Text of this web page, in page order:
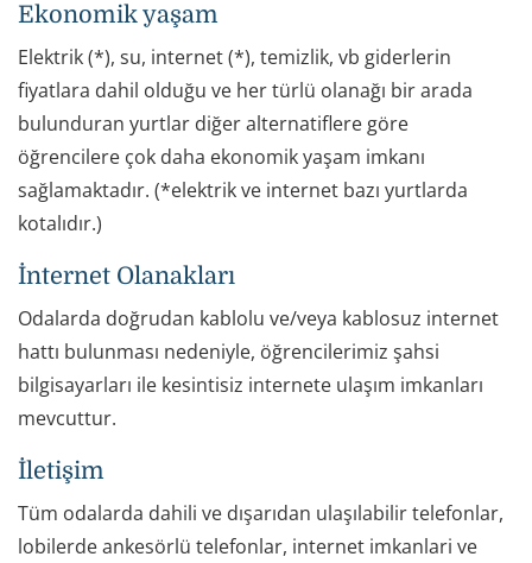
Ekonomik yaşam
Elektrik (*), su, internet (*), temizlik, vb giderlerin
fiyatlara dahil olduğu ve her türlü olanağı bir arada
bulunduran yurtlar diğer alternatiflere göre
öğrencilere çok daha ekonomik yaşam imkanı
sağlamaktadır. (*elektrik ve internet bazı yurtlarda
kotalıdır.)
İnternet Olanakları
Odalarda doğrudan kablolu ve/veya kablosuz internet
hattı bulunması nedeniyle, öğrencilerimiz şahsi
bilgisayarları ile kesintisiz internete ulaşım imkanları
mevcuttur.
İletişim
Tüm odalarda dahili ve dışarıdan ulaşılabilir telefonlar,
lobilerde ankesörlü telefonlar, internet imkanlari ve